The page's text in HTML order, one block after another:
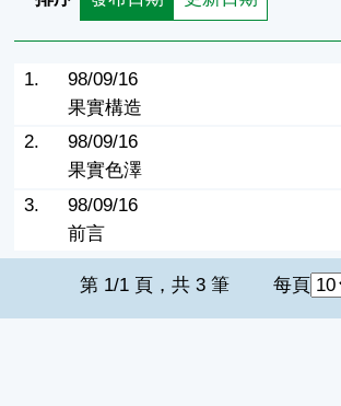
1.
98/09/16
果實構造
2.
98/09/16
果實色澤
3.
98/09/16
前言
第 1/1 頁，共 3 筆 每頁